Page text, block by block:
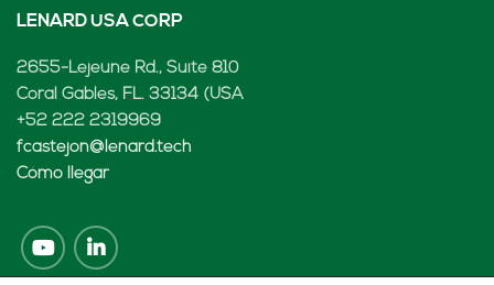
LENARD USA CORP
2655-Lejeune Rd., Suite 810
Coral Gables, FL. 33134 (USA
+52 222 2319969
fcastejon@lenard.tech
Cómo llegar